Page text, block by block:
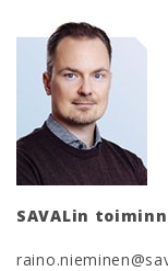
SAVALin